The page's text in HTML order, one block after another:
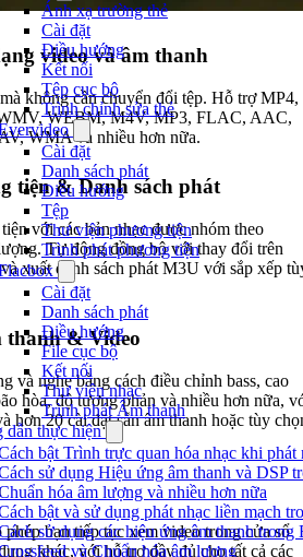
Ánh xạ trường thẻ
Cài đặt
Điều hướng
Kết nối
Tệp cục bộ
Trình chỉnh sửa thẻ
Cài đặt
Danh sách phát
Điều hướng
Tệp
Thư viện phương tiện
Trình phát phương tiện
Cài đặt
Danh sách phát
Điều hướng
File cục bộ
Kết nối
Thư viện nhạc
Trình phát Âm thanh
dẫn thực hiện
bật Trình trực quan hóa nhạc khi
sử dụng Hiệu ứng âm thanh và DSP
hóa âm lượng và nhiều hơn nữa
bật và sử dụng phát nhạc liền mạch
sử dụng các hiệu ứng âm thanh
và Chuẩn hóa âm lượng
video và âm thanh
không cần chuyển đổi tệp. Hỗ trợ MP4,
WEBM, M4V, MP3, FLAC, AAC,
WMA và nhiều hơn nữa.
tiện & Danh sách phát
với các bản nhạc được nhóm theo
Tự động đồng bộ với thay đổi trên
xuất danh sách phát M3U với sắp xếp
thanh & Video
và nghe bằng cách điều chỉnh bass, cao
hòa, độ tương phản và nhiều hơn nữa,
hơn 20 cài đặt sẵn âm thanh hoặc tùy
bạn tiếp tục xem video trong cửa sổ
khác, với hỗ trợ đầy đủ cho tất cả các